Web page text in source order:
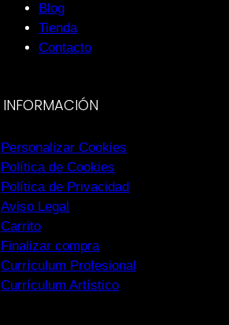
Blog
Tienda
Contacto
INFORMACIÓN
Personalizar Cookies
Política de Cookies
Política de Privacidad
Aviso Legal
Carrito
Finalizar compra
Currículum Profesional
Currículum Artístico